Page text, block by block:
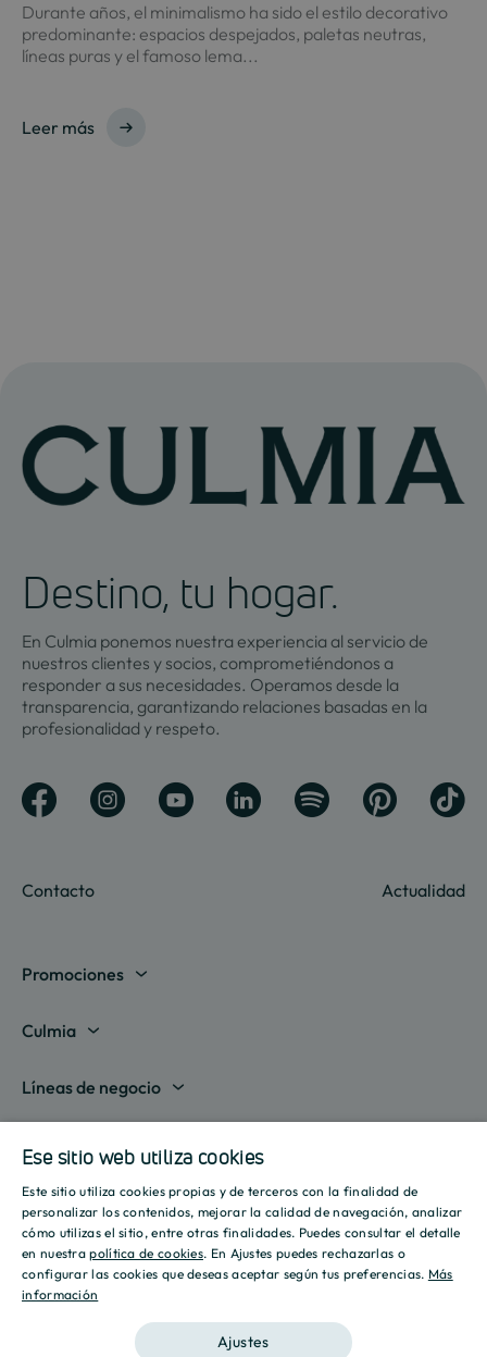
Durante años, el minimalismo ha sido el estilo decorativo
predominante: espacios despejados, paletas neutras,
líneas puras y el famoso lema...
Leer más
Destino, tu hogar.
En Culmia ponemos nuestra experiencia al servicio de
nuestros clientes y socios, comprometiéndonos a
responder a sus necesidades. Operamos desde la
transparencia, garantizando relaciones basadas en la
profesionalidad y respeto.
Contacto Actualidad
Promociones
Madrid
Valencia
Sevilla
Islas Baleares
Mostrar todas
Culmia
Sobre nosotros
Destino Culmia
Sala de prensa
Informes
Iniciativas
Culmia Challenges
Culmia Fest
Líneas de negocio
Vivienda Alquiler
Gestión de Suelo
Actualidad
Culmia es noticia
Tendencias
Estilo de vida
Sostenibilidad
Recursos
Guías
Calculadora Hipotecaria
Calculadora Energética
Política de privacidad Política de Cookies
SPANISH
ENGLISH
Ese sitio web utiliza cookies
Este sitio utiliza cookies propias y de terceros con la finalidad de
personalizar los contenidos, mejorar la calidad de navegación, analizar
cómo utilizas el sitio, entre otras finalidades. Puedes consultar el detalle
en nuestrapolítica de cookies. En Ajustes puedes rechazarlas o
configurar las cookies que deseas aceptar según tus preferencias. Más
información
Ajustes